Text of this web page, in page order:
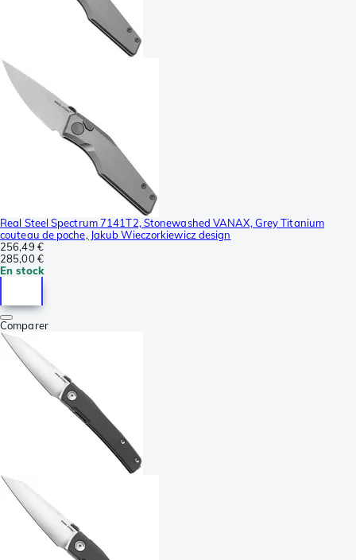
Real Steel Spectrum 7141T2, Stonewashed VANAX, Grey Titanium
couteau de poche, Jakub Wieczorkiewicz design
256,49 €
285,00 €
En stock
Comparer